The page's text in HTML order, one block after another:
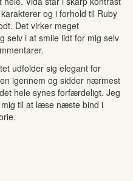
og i forhold til Ruby
Det virker meget
selv i at smile lidt for mig selv
udfolder sig elegant for
igennem og sidder nærmest
hele synes forfærdeligt. Jeg
til at læse næste bind i